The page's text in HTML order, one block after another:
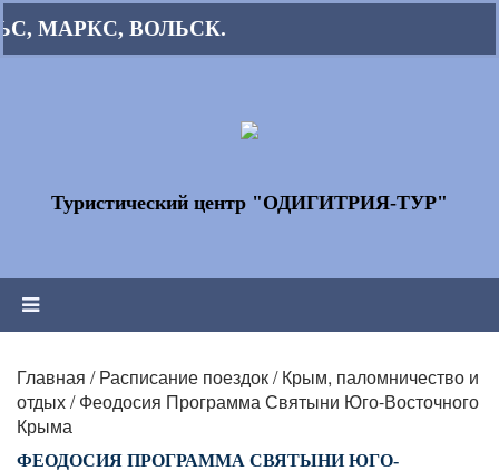
МАРКС, ВОЛЬСК.
Туристический центр "ОДИГИТРИЯ-ТУР"
Главная /Расписание поездок/Крым, паломничество и
отдых/Феодосия Программа Святыни Юго-Восточного
Крыма
ФЕОДОСИЯ ПРОГРАММА СВЯТЫНИ ЮГО-